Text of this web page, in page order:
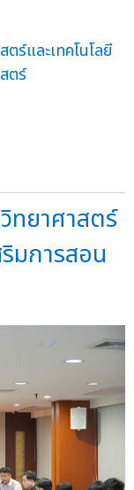
ร์และเทคโนโลยี
ตร์
ทยาศาสตร์
มการสอน